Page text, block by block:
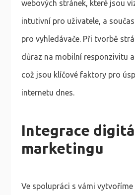
webových stránek, které jsou
intutivní pro uživatele, a
pro vyhledávače. Při tvorbě
důraz na mobilní responzivitu
což jsou klíčové faktory pro
internetu dnes.
Integrace
marketingu
Ve spolupráci s vámi vytvoříme